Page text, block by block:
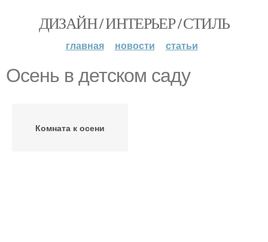
ДИЗАЙН / ИНТЕРЬЕР / СТИЛЬ
главная новости статьи
Осень в детском саду
Комната к осени